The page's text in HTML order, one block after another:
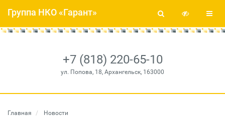
+7 (818) 220-65-10
ул. Попова, 18, Архангельск, 163000
Группа НКО «Гарант»
Главная Новости